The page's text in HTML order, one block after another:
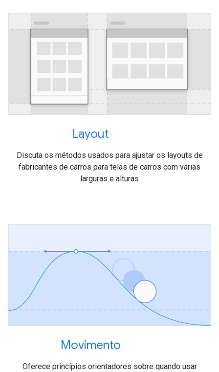
Layout
Discuta os métodos usados para ajustar os layouts de
fabricantes de carros para telas de carros com várias
larguras e alturas
Movimento
Oferece princípios orientadores sobre quando usar